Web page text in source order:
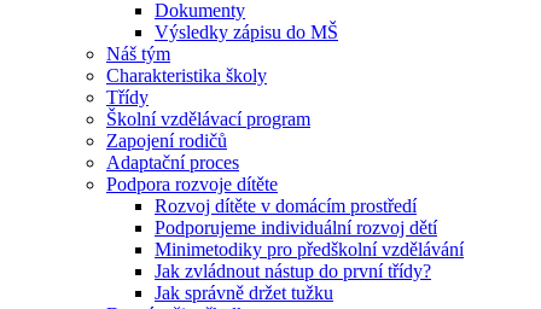
Dokumenty
Výsledky zápisu do MŠ
Náš tým
Charakteristika školy
Třídy
Školní vzdělávací program
Zapojení rodičů
Adaptační proces
Podpora rozvoje dítěte
Rozvoj dítěte v domácím prostředí
Podporujeme individuální rozvoj dětí
Minimetodiky pro předškolní vzdělávání
Jak zvládnout nástup do první třídy?
Jak správně držet tužku